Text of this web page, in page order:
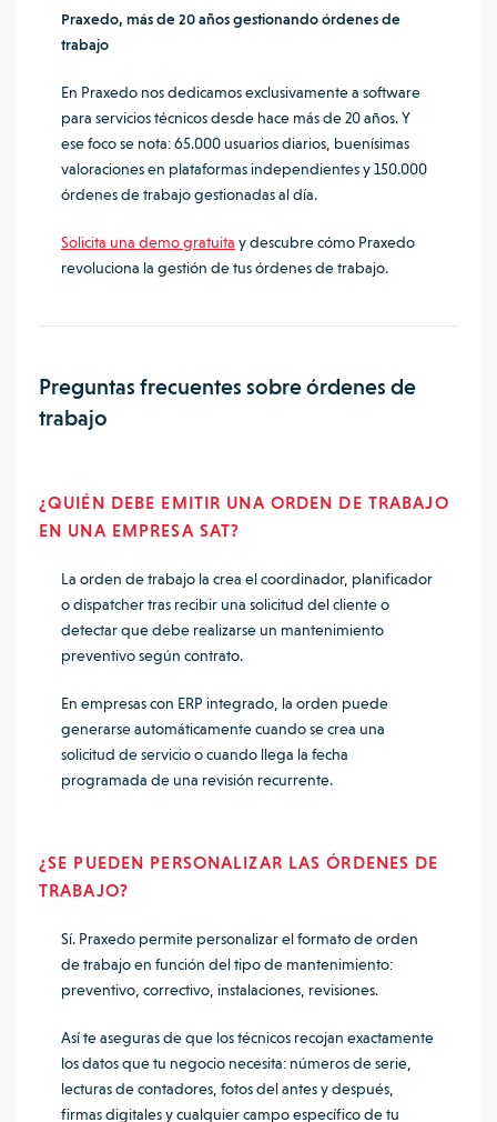
Praxedo, más de 20 años gestionando órdenes de
trabajo
En Praxedo nos dedicamos exclusivamente a software
para servicios técnicos desde hace más de 20 años. Y
ese foco se nota: 65.000 usuarios diarios, buenísimas
valoraciones en plataformas independientes y 150.000
órdenes de trabajo gestionadas al día.
Solicita una demo gratuita y descubre cómo Praxedo
revoluciona la gestión de tus órdenes de trabajo.
Preguntas frecuentes sobre órdenes de
trabajo
¿QUIÉN DEBE EMITIR UNA ORDEN DE TRABAJO
EN UNA EMPRESA SAT?
La orden de trabajo la crea el coordinador, planificador
o dispatcher tras recibir una solicitud del cliente o
detectar que debe realizarse un mantenimiento
preventivo según contrato.
En empresas con ERP integrado, la orden puede
generarse automáticamente cuando se crea una
solicitud de servicio o cuando llega la fecha
programada de una revisión recurrente.
¿SE PUEDEN PERSONALIZAR LAS ÓRDENES DE
TRABAJO?
Sí. Praxedo permite personalizar el formato de orden
de trabajo en función del tipo de mantenimiento:
preventivo, correctivo, instalaciones, revisiones.
Así te aseguras de que los técnicos recojan exactamente
los datos que tu negocio necesita: números de serie,
lecturas de contadores, fotos del antes y después,
firmas digitales y cualquier campo específico de tu